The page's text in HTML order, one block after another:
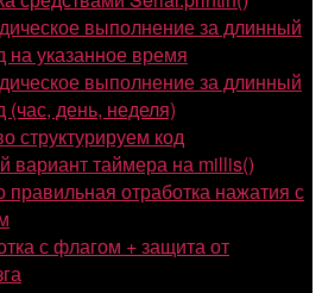
выполнение за длинный
на указанное время
выполнение за длинный
(час, день, неделя)
структурируем код
вариант таймера на millis()
правильная отработка нажатия с
с флагом + защита от